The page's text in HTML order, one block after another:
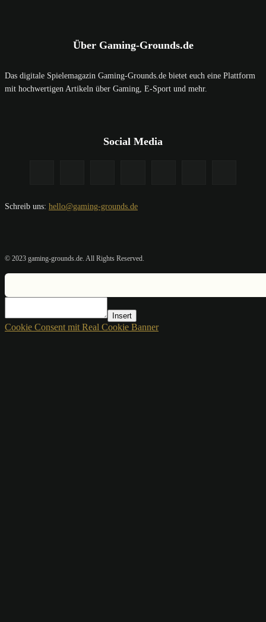
Über Gaming-Grounds.de
Das digitale Spielemagazin Gaming-Grounds.de bietet euch eine Plattform
mit hochwertigen Artikeln über Gaming, E-Sport und mehr.
Social Media
Schreib uns: hello@gaming-grounds.de
© 2023 gaming-grounds.de. All Rights Reserved.
Insert
Cookie Consent mit Real Cookie Banner